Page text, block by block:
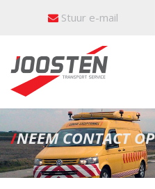
Stuur e-mail
/NEEM CONTACT OP